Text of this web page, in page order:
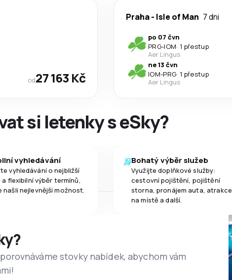
od27 163 Kč
Praha- Isle of Man 7 dni
po 07 čvn
PRG-IOM· 1 přestup
Aer Lingus
ne 13 čvn
IOM-PRG· 1 přestup
Aer Lingus
si letenky s eSky?
vyhledávání
vyhledávání o nejbližší
flexibilní výběr termínů,
našli nejlevnější možnost.
Bohatý výběr služeb
Využijte doplňkové služby:
cestovní pojištění, pojištění
storna, pronájem auta, atrakce
na místě a další.
stovky nabídek, abychom vám